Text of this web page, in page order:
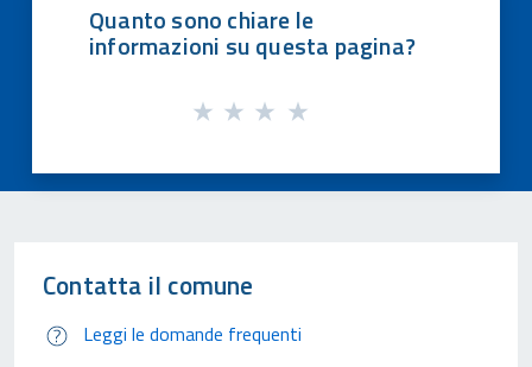
Quanto sono chiare le
informazioni su questa pagina?
Contatta il comune
Leggi le domande frequenti